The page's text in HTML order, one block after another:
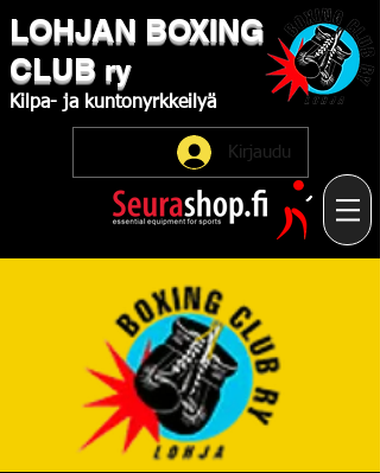
LOHJAN ​BOXING
CLUB ry
Kilpa- ja kuntonyrkkeilyä
Kirjaudu